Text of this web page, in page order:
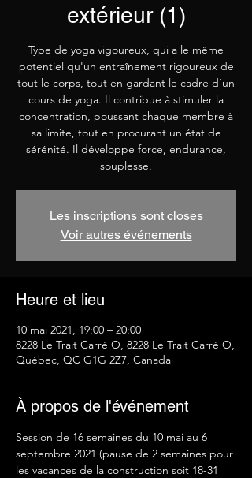
extérieur (1)
Type de yoga vigoureux, qui a le même
potentiel qu'un entraînement rigoureux de
tout le corps, tout en gardant le cadre d’un
cours de yoga. Il contribue à stimuler la
concentration, poussant chaque membre à
sa limite, tout en procurant un état de
sérénité. Il développe force, endurance,
souplesse.
Les inscriptions sont closes
Voir autres événements
Heure et lieu
10 mai 2021, 19:00 – 20:00
8228 Le Trait Carré O, 8228 Le Trait Carré O,
Québec, QC G1G 2Z7, Canada
À propos de l'événement
Session de 16 semaines du 10 mai au 6
septembre 2021 (pause de 2 semaines pour
les vacances de la construction soit 18-31